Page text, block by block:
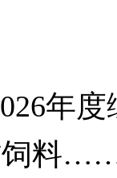
年
饲料